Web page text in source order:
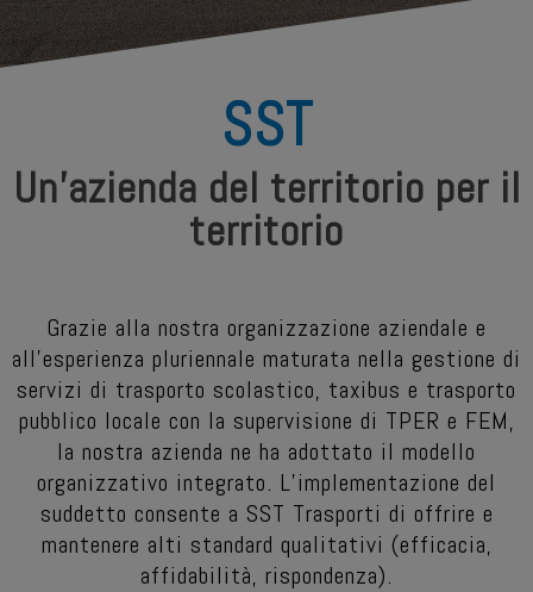
SST
Un'azienda del territorio per il
territorio
Grazie alla nostra organizzazione aziendale e
all’esperienza pluriennale maturata nella gestione di
servizi di trasporto scolastico, taxibus e trasporto
pubblico locale con la supervisione di TPER e FEM,
la nostra azienda ne ha adottato il modello
organizzativo integrato. L’implementazione del
suddetto consente a SST Trasporti di offrire e
mantenere alti standard qualitativi (efficacia,
affidabilità, rispondenza).